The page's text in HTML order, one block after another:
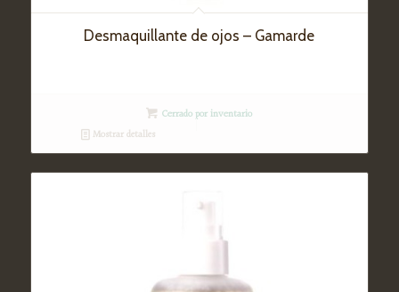
Desmaquillante de ojos – Gamarde
Cerrado por inventario
Mostrar detalles